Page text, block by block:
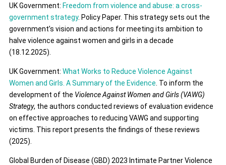
UK Government: Freedom from violence and abuse: a cross-
government strategy. Policy Paper. This strategy sets out the
government’s vision and actions for meeting its ambition to
halve violence against women and girls in a decade
(18.12.2025).
UK Government: What Works to Reduce Violence Against
Women and Girls. A Summary of the Evidence . To inform the
development of the Violence Against Women and Girls (VAWG)
Strategy, the authors conducted reviews of evaluation evidence
on effective approaches to reducing VAWG and supporting
victims. This report presents the findings of these reviews
(2025).
Global Burden of Disease (GBD) 2023 Intimate Partner Violence